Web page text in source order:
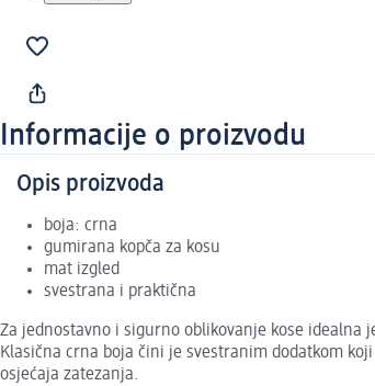
Informacije o proizvodu
Opis proizvoda
boja: crna
gumirana kopča za kosu
mat izgled
svestrana i praktična
Za jednostavno i sigurno oblikovanje kose
Klasična crna boja čini je svestranim dodatkom
osjećaja zatezanja.